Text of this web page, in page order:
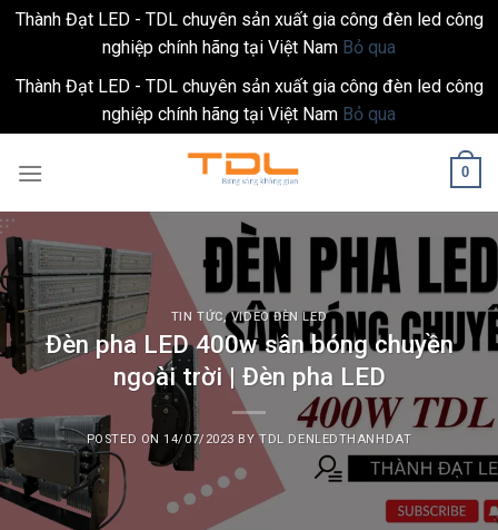
Thành Đạt LED - TDL chuyên sản xuất gia công đèn led công
nghiệp chính hãng tại Việt Nam Bỏ qua
Thành Đạt LED - TDL chuyên sản xuất gia công đèn led công
nghiệp chính hãng tại Việt Nam Bỏ qua
0
TIN TỨC,VIDEO ĐÈN LED
Đèn pha LED 400w sân bóng chuyền
ngoài trời | Đèn pha LED
POSTED ON14/07/2023 BYTDL DENLEDTHANHDAT